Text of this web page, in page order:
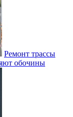
Ремонт трассы
обочины